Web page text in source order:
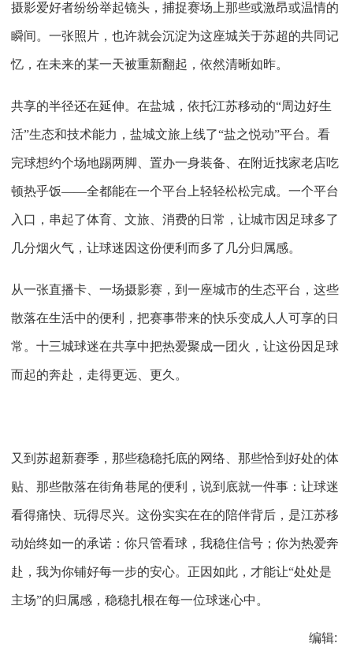
摄影爱好者纷纷举起镜头，捕捉赛场上那些或激昂或温情的
瞬间。一张照片，也许就会沉淀为这座城关于苏超的共同记
忆，在未来的某一天被重新翻起，依然清晰如昨。
共享的半径还在延伸。在盐城，依托江苏移动的“周边好生
活”生态和技术能力，盐城文旅上线了“盐之悦动”平台。看
完球想约个场地踢两脚、置办一身装备、在附近找家老店吃
顿热乎饭——全都能在一个平台上轻轻松松完成。一个平台
入口，串起了体育、文旅、消费的日常，让城市因足球多了
几分烟火气，让球迷因这份便利而多了几分归属感。
从一张直播卡、一场摄影赛，到一座城市的生态平台，这些
散落在生活中的便利，把赛事带来的快乐变成人人可享的日
常。十三城球迷在共享中把热爱聚成一团火，让这份因足球
而起的奔赴，走得更远、更久。
又到苏超新赛季，那些稳稳托底的网络、那些恰到好处的体
贴、那些散落在街角巷尾的便利，说到底就一件事：让球迷
看得痛快、玩得尽兴。这份实实在在的陪伴背后，是江苏移
动始终如一的承诺：你只管看球，我稳住信号；你为热爱奔
赴，我为你铺好每一步的安心。正因如此，才能让“处处是
主场”的归属感，稳稳扎根在每一位球迷心中。
编辑: